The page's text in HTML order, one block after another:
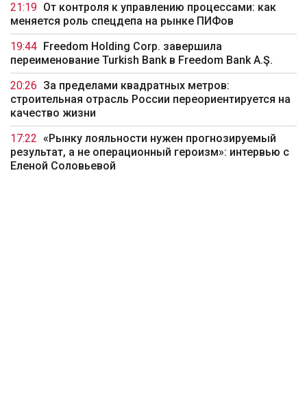
21:19 От контроля к управлению процессами: как
меняется роль спецдепа на рынке ПИФов
19:44
Freedom Holding Corp. завершила
переименование Turkish Bank в Freedom Bank A.Ş.
20:26 За пределами квадратных метров:
строительная отрасль России переориентируется на
качество жизни
17:22 «Рынку лояльности нужен прогнозируемый
результат, а не операционный героизм»: интервью с
Еленой Соловьевой